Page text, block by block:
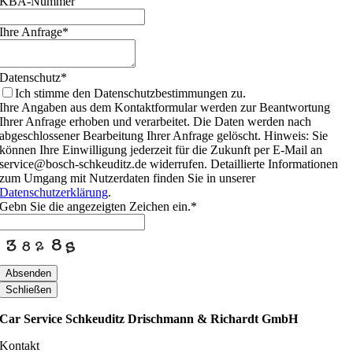
Ihre Anfrage*
Datenschutz*
Ich stimme den Datenschutzbestimmungen zu.
Ihre Angaben aus dem Kontaktformular werden zur Beantwortung
Ihrer Anfrage erhoben und verarbeitet. Die Daten werden nach
abgeschlossener Bearbeitung Ihrer Anfrage gelöscht. Hinweis: Sie
können Ihre Einwilligung jederzeit für die Zukunft per E-Mail an
service@bosch-schkeuditz.de widerrufen. Detaillierte Informationen
zum Umgang mit Nutzerdaten finden Sie in unserer
Datenschutzerklärung.
Gebn Sie die angezeigten Zeichen ein.*
Absenden
Schließen
Car Service Schkeuditz Drischmann & Richardt GmbH
Kontakt